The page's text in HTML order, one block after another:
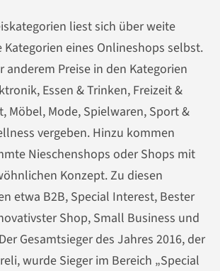
liest sich über weite
Kategorien eines Onlineshops selbst.
anderem Preise in den Kategorien
Essen & Trinken, Freizeit &
Möbel, Mode, Spielwaren, Sport &
vergeben. Hinzu kommen
Nieschenshops oder Shops mit
Konzept. Zu diesen
etwa B2B, Special Interest, Bester
Shop, Small Business und
Gesamtsieger des Jahres 2016, der
wurde Sieger im Bereich „Special